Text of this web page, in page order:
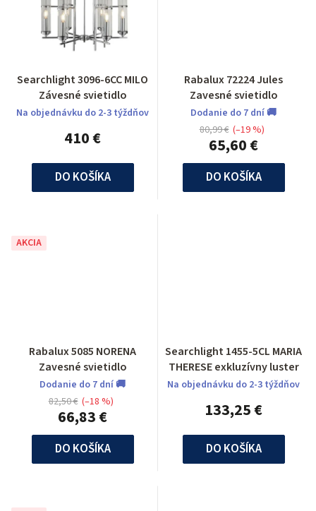
Searchlight 3096-6CC MILO
Závesné svietidlo
Na objednávku do 2-3 týždňov
410 €
DO KOŠÍKA
Rabalux 72224 Jules
Zavesné svietidlo
Dodanie do 7 dní 🚚
65,60 €
80,99 € (–19 %)
DO KOŠÍKA
AKCIA
Rabalux 5085 NORENA
Zavesné svietidlo
Dodanie do 7 dní 🚚
66,83 €
82,50 € (–18 %)
DO KOŠÍKA
Searchlight 1455-5CL MARIA
THERESE exkluzívny luster
Na objednávku do 2-3 týždňov
133,25 €
DO KOŠÍKA